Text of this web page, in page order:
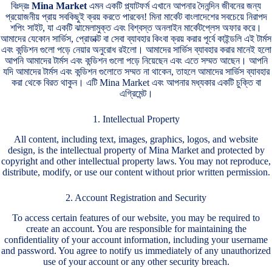
বিঃদ্রঃ Mina Market এমন একটি প্ল্যাটফর্ম এখানে আপনার দৈনন্দিন জীবনের জন্য
প্রয়োজনীয় প্রায় সবকিছুই ক্রয় করতে পারবেন! মিনা মার্কেট বাংলাদেশের সবচেয়ে নিরাপদ
শপিং সাইট, যা একটি ঝামেলামুক্ত এবং বিশ্বস্ত অনলাইন মার্কেটপ্লেস অফার করে।
আমাদের যেকোন সার্ভিস, প্রোডাক্ট বা সেবা ব্যাবহার কিংবা ক্রয় করার পূর্বে কাইন্ডলি এই টার্মস
এবং কন্ডিশন গুলো পড়ে নেয়ার অনুরোধ রইলো। আমাদের সার্ভিস ব্যাবহার করার মানেই হলো
আপনি আমাদের টার্মস এবং কন্ডিশন গুলো পড়ে নিয়েছেন এবং এতে সম্মত আছেন। আপনি
যদি আমাদের টার্মস এবং কন্ডিশন গুলোতে সম্মত না থাকেন, তাহলে আমাদের সার্ভিস ব্যাবহার
করা থেকে বিরত থাকুন। এটিMina Marketএবং আপনার মধ্যকার একটি চুক্তি বা
এগ্রিমেন্ট।
1. Intellectual Property
All content, including text, images, graphics, logos, and website
design, is the intellectual property of Mina Market and protected by
copyright and other intellectual property laws. You may not reproduce,
distribute, modify, or use our content without prior written permission.
2. Account Registration and Security
To access certain features of our website, you may be required to
create an account. You are responsible for maintaining the
confidentiality of your account information, including your username
and password. You agree to notify us immediately of any unauthorized
use of your account or any other security breach.